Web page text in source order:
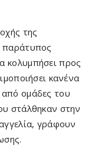
της
παράτυπος
κολυμπήσει προς
κανένα
ομάδες του
στάλθηκαν στην
γράφουν